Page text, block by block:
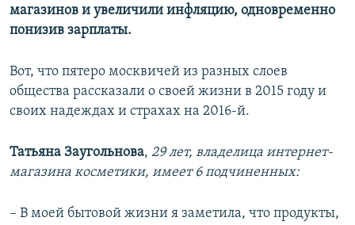
магазинов и увеличили инфляцию, одновременно
понизив зарплаты.
Вот, что пятеро москвичей из разных слоев
общества рассказали о своей жизни в 2015 году и
своих надеждах и страхах на 2016-й.
Татьяна Заугольнова, 29 лет, владелица интернет-
магазина косметики, имеет 6 подчиненных:
– В моей бытовой жизни я заметила, что продукты,